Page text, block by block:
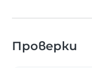
Проверки